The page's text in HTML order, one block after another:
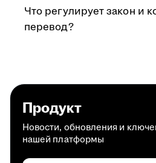
Что регулирует закон и
перевод?
Продукт
Новости, обновления и
нашей платформы